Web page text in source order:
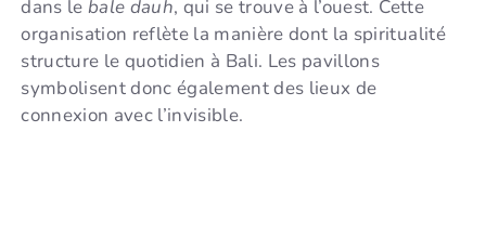
dans le bale dauh, qui se trouve à l’ouest. Cette
organisation reflète la manière dont la spiritualité
structure le quotidien à Bali. Les pavillons
symbolisent donc également des lieux de
connexion avec l’invisible.